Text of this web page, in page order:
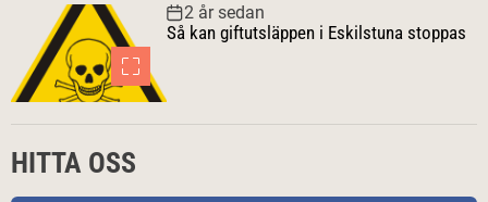
2 år sedan
Så kan giftutsläppen i Eskilstuna stoppas
HITTA OSS